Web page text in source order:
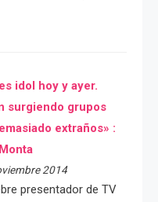
idol hoy y ayer.
surgiendo grupos
extraños» :
2014
presentador de TV